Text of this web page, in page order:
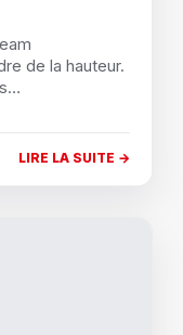
de la hauteur.
LIRE LA SUITE →